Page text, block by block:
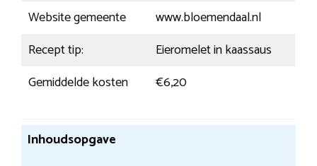
Website gemeente
www.bloemendaal.nl
Recept tip:
Eieromelet in kaassaus
Gemiddelde kosten
€6,20
Inhoudsopgave